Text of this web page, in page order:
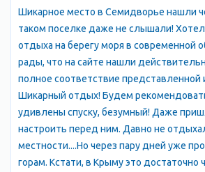
множество вариантов проживания: от
домов до роскошных отелей. В поселке
множество ресторанов и кафе, где
блюда местной кухни. Одним из главных
достопримечательностей Семидвория
Демерджи, которая находится всего в
километрах от поселка. Гора знаменита
пещерами, которые привлекают туристов
Также в Семидворье можно посетить
культуры Крыма, который расположен в
Шикарное место в Семидворье нашли
таком поселке даже не слышали!
отдыха на берегу моря в современной
рады, что на сайте нашли
полное соответствие представленной
Шикарный отдых! Будем
удивлены спуску, безумный! Даже
настроить перед ним. Давно не
местности....Но через пару дней уже
горам. Кстати, в Крыму это достаточно